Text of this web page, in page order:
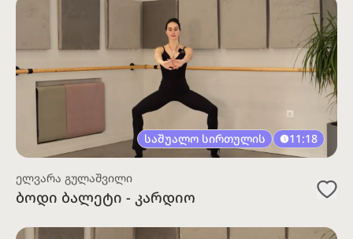
საშუალო სირთულის 11:18
ელვარა გულაშვილი
ბოდი ბალეტი - კარდიო